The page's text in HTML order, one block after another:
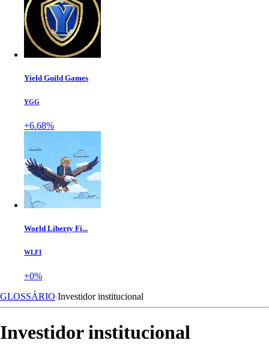
Yield Guild Games
YGG
+6.68%
World Liberty Fi...
WLFI
+0%
GLOSSÁRIO Investidor institucional
Investidor institucional